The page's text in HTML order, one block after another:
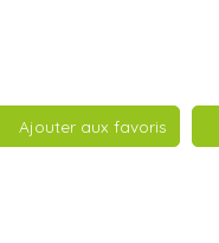
Ajouter aux favoris